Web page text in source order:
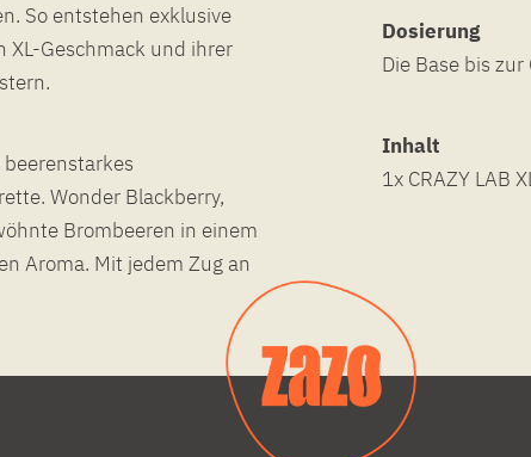
So entstehen exklusive
Geschmack und ihrer
Wonder Blackberry,
Brombeeren in einem
Aroma. Mit jedem Zug an
Dosierung
Die Base bis
Inhalt
1x CRAZY LAB